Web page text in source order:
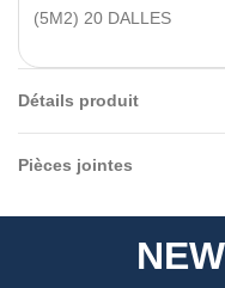
(5M2) 20 DALLES
Détails produit
Pièces jointes